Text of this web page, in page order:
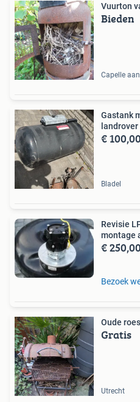
Vuurton
Bieden
Capelle
Gastank
€ 100,00
Bladel
Revisie
montage
€ 250,00
Bezoek
Oude
Gratis
Utrecht